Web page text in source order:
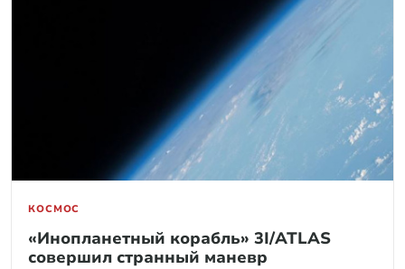
КОСМОС
«Инопланетный корабль» 3I/ATLAS
совершил странный маневр